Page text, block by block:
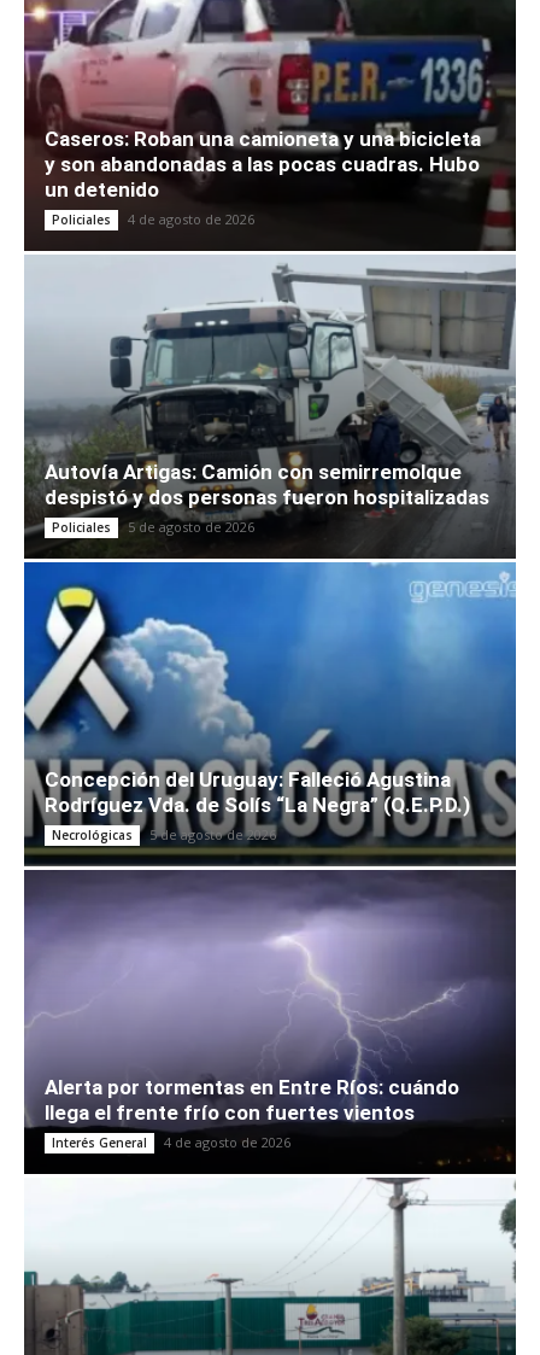
Caseros: Roban una camioneta y una bicicleta
y son abandonadas a las pocas cuadras. Hubo
un detenido
Policiales 4 de agosto de 2026
Autovía Artigas: Camión con semirremolque
despistó y dos personas fueron hospitalizadas
Policiales 5 de agosto de 2026
Concepción del Uruguay: Falleció Agustina
Rodríguez Vda. de Solís “La Negra” (Q.E.P.D.)
Necrológicas 5 de agosto de 2026
Alerta por tormentas en Entre Ríos: cuándo
llega el frente frío con fuertes vientos
Interés General 4 de agosto de 2026